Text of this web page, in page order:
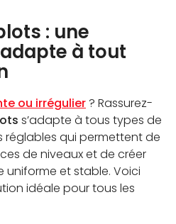
: une
à tout
ou irrégulier ? Rassurez-
s’adapte à tous types de
réglables qui permettent de
de niveaux et de créer
uniforme et stable. Voici
idéale pour tous les